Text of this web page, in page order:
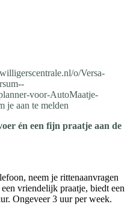
o/Versa-
voor-AutoMaatje-
je aan te melden
én een fijn praatje aan de
neem je rittenaanvragen
vriendelijk praatje, biedt een
Ongeveer 3 uur per week.